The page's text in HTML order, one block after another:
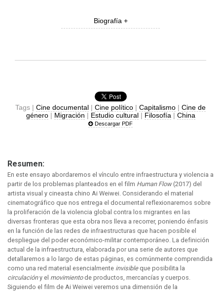
Biografía +
Tags | Cine documental | Cine político | Capitalismo | Cine de
género| Migración | Estudio cultural| Filosofía | China
Descargar PDF
Resumen:
En este ensayo abordaremos el vínculo entre infraestructura y violencia a
partir de los problemas planteados en el film Human Flow(2017) del
artista visual y cineasta chino Ai Weiwei. Considerando el material
cinematográfico que nos entrega el documental reflexionaremos sobre
la proliferación de la violencia global contra los migrantes en las
diversas fronteras que esta obra nos lleva a recorrer, poniendo énfasis
en la función de las redes de infraestructuras que hacen posible el
despliegue del poder económico-militar contemporáneo. La definición
actual de la infraestructura, elaborada por una serie de autores que
detallaremos a lo largo de estas páginas, es comúnmente comprendida
como una red material esencialmente invisibleque posibilita la
circulacióny el movimiento de productos, mercancías y cuerpos.
Siguiendo el film de Ai Weiwei veremos una dimensión de la